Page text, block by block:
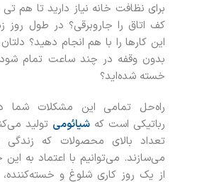
برای نظافت خانه نیاز دارید تا هم
کف اتاق را جاروبرقی؟ در طول روز
این کارها را با هم انجام دهید؟
بدون وقفه در چند ساعت تمام شود؟
خسته شده‌اید؟
راه‌حل تمامی این مشکلات شما
رباتیکی است که شیائومی تولید
تعداد بالای محصولات که زندگی
می‌سازند. می‌توانیم با اعتماد به
از یک روز کاری شلوغ و